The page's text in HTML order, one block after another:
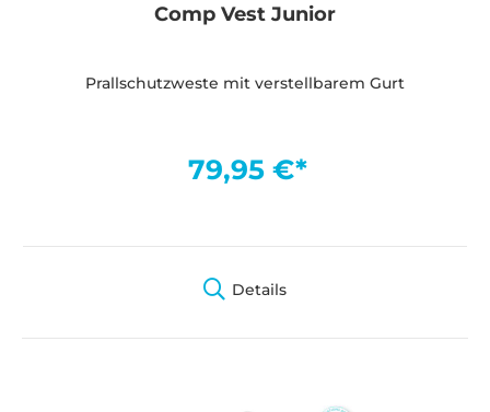
Comp Vest Junior
Prallschutzweste mit verstellbarem Gurt
79,95 €*
Details